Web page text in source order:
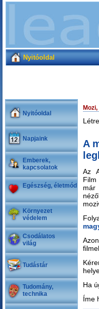
Nyitóoldal
Nyitóoldal
Napjaink
Emberek,
kapcsolatok
Egészség, életmód
Környezet
védelem
Csodálatos
világ
Tudástár
Tudomány,
technika
A
Az
már
Ha
Íme